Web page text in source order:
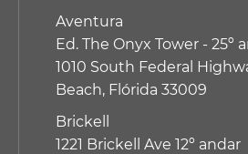
Aventura
Ed. The Onyx Tower - 25º
1010 South Federal
Beach, Flórida 33009
Brickell
1221 Brickell Ave 12º andar